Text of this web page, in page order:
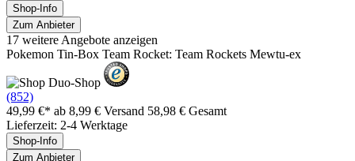
Shop-Info
Zum Anbieter
17 weitere Angebote anzeigen
Pokemon Tin-Box Team Rocket: Team Rockets Mewtu-ex
(852)
49,99 €* ab 8,99 € Versand 58,98 € Gesamt
Lieferzeit: 2-4 Werktage
Shop-Info
Zum Anbieter